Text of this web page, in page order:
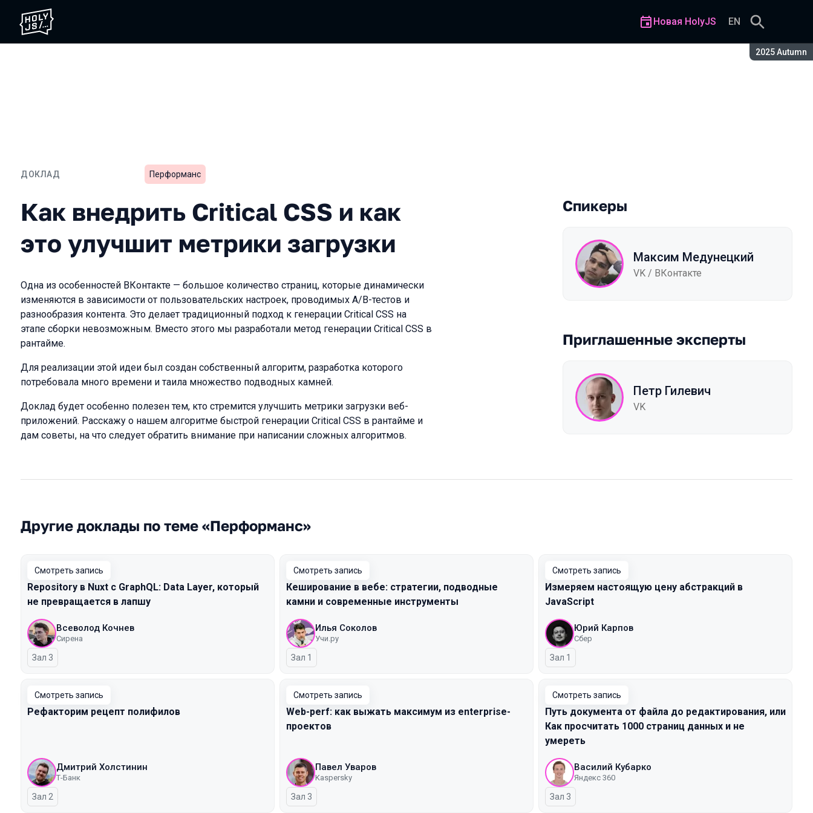
Сезон:
2025 Autumn
Новая HolyJS EN
ДОКЛАД
Как внедрить Critical CSS и как это улучшит метрики загрузки
Перформанс
Как внедрить Critical CSS и как
это улучшит метрики загрузки
Одна из особенностей ВКонтакте — большое количество страниц, которые динамически
изменяются в зависимости от пользовательских настроек, проводимых A/B-тестов и
разнообразия контента. Это делает традиционный подход к генерации Critical CSS на
этапе сборки невозможным. Вместо этого мы разработали метод генерации Critical CSS в
рантайме.
Для реализации этой идеи был создан собственный алгоритм, разработка которого
потребовала много времени и таила множество подводных камней.
Доклад будет особенно полезен тем, кто стремится улучшить метрики загрузки веб-
приложений. Расскажу о нашем алгоритме быстрой генерации Critical CSS в рантайме и
дам советы, на что следует обратить внимание при написании сложных алгоритмов.
Спикеры
Максим Медунецкий
VK / ВКонтакте
Приглашенные эксперты
Петр Гилевич
VK
Другие доклады по теме «Перформанс»
Смотреть запись
Repository в Nuxt с GraphQL: Data Layer, который
не превращается в лапшу
Всеволод Кочнев
Сирена
Зал 3
Смотреть запись
Кеширование в вебе: стратегии, подводные
камни и современные инструменты
Илья Соколов
Учи.ру
Зал 1
Смотреть запись
Измеряем настоящую цену абстракций в
JavaScript
Юрий Карпов
Сбер
Зал 1
Смотреть запись
Рефакторим рецепт полифилов
Дмитрий Холстинин
Т-Банк
Зал 2
Смотреть запись
Web-perf: как выжать максимум из enterprise-
проектов
Павел Уваров
Kaspersky
Зал 3
Смотреть запись
Путь документа от файла до редактирования, или
Как просчитать 1000 страниц данных и не
умереть
Василий Кубарко
Яндекс 360
Зал 3